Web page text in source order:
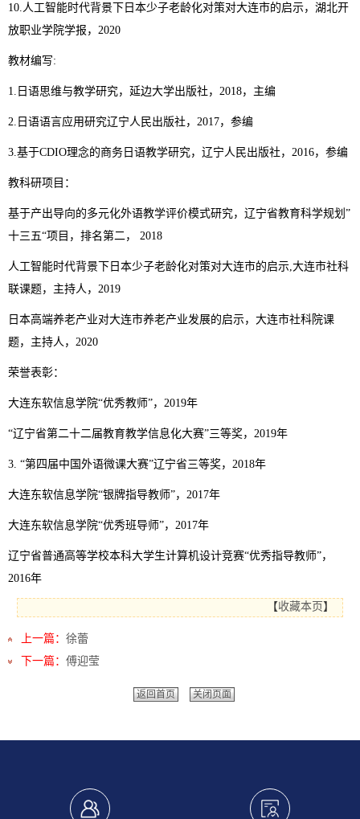
10.人工智能时代背景下日本少子老龄化对策对大连市的启示，湖北开
放职业学院学报，2020
教材编写:
1.日语思维与教学研究，延边大学出版社，2018，主编
2.日语语言应用研究辽宁人民出版社，2017，参编
3.基于CDIO理念的商务日语教学研究，辽宁人民出版社，2016，参编
教科研项目：
基于产出导向的多元化外语教学评价模式研究，辽宁省教育科学规划”
十三五“项目，排名第二， 2018
人工智能时代背景下日本少子老龄化对策对大连市的启示,大连市社科
联课题，主持人，2019
日本高端养老产业对大连市养老产业发展的启示，大连市社科院课
题，主持人，2020
荣誉表彰：
大连东软信息学院“优秀教师”，2019年
“辽宁省第二十二届教育教学信息化大赛”三等奖，2019年
3. “第四届中国外语微课大赛”辽宁省三等奖，2018年
大连东软信息学院“银牌指导教师”，2017年
大连东软信息学院“优秀班导师”，2017年
辽宁省普通高等学校本科大学生计算机设计竞赛“优秀指导教师”，
2016年
【收藏本页 】
上一篇： 徐蕾
下一篇： 傅迎莹
返回首页 关闭页面